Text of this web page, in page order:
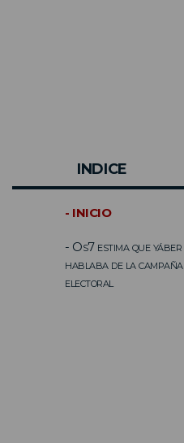
INDICE
- INICIO
- Os7 estima que yáber
hablaba de la campaña
electoral